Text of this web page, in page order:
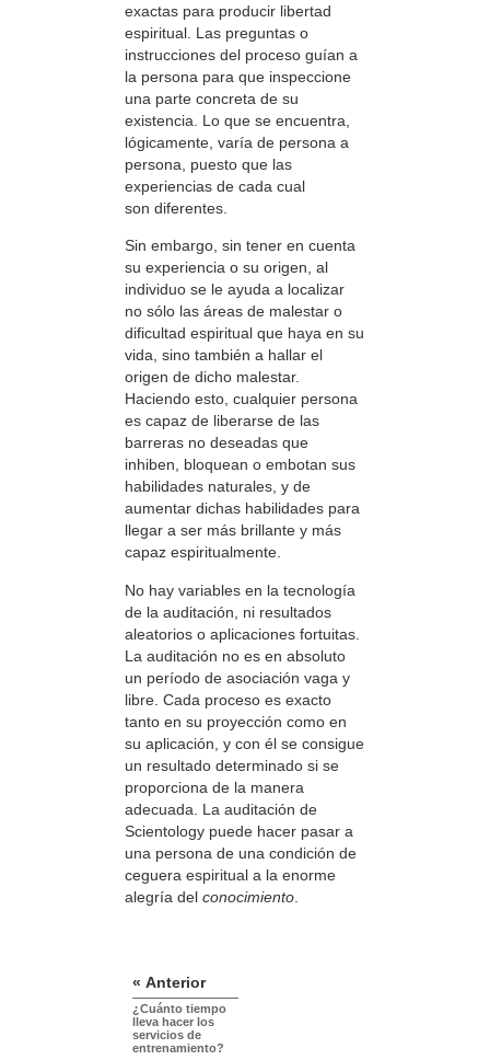
exactas para producir libertad
espiritual. Las preguntas o
instrucciones del proceso guían a
la persona para que inspeccione
una parte concreta de su
existencia. Lo que se encuentra,
lógicamente, varía de persona a
persona, puesto que las
experiencias de cada cual
son diferentes.
Sin embargo, sin tener en cuenta
su experiencia o su origen, al
individuo se le ayuda a localizar
no sólo las áreas de malestar o
dificultad espiritual que haya en su
vida, sino también a hallar el
origen de dicho malestar.
Haciendo esto, cualquier persona
es capaz de liberarse de las
barreras no deseadas que
inhiben, bloquean o embotan sus
habilidades naturales, y de
aumentar dichas habilidades para
llegar a ser más brillante y más
capaz espiritualmente.
No hay variables en la tecnología
de la auditación, ni resultados
aleatorios o aplicaciones fortuitas.
La auditación no es en absoluto
un período de asociación vaga y
libre. Cada proceso es exacto
tanto en su proyección como en
su aplicación, y con él se consigue
un resultado determinado si se
proporciona de la manera
adecuada. La auditación de
Scientology puede hacer pasar a
una persona de una condición de
ceguera espiritual a la enorme
alegría del conocimiento
« Anterior
¿Cuánto tiempo
lleva hacer los
servicios de
entrenamiento?